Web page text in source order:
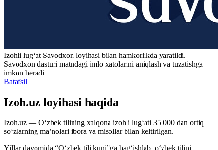
Izohli lugʻat Savodxon loyihasi bilan hamkorlikda yaratildi.
Savodxon dasturi matndagi imlo xatolarini aniqlash va tuzatishga
imkon beradi.
Batafsil
Izoh.uz loyihasi haqida
Izoh.uz — O‘zbek tilining xalqona izohli lug‘ati 35 000 dan ortiq
so‘zlarning ma’nolari ibora va misollar bilan keltirilgan.
Yillar davomida “O‘zbek tili kuni”ga bag‘ishlab, o‘zbek tilini